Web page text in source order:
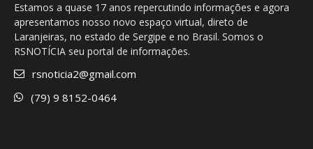
Estamos a quase 17 anos repercutindo informações e agora
apresentamos nosso novo espaço virtual, direto de
Laranjeiras, no estado de Sergipe e no Brasil. Somos o
RSNOTÍCIA seu portal de informações.
rsnoticia2@gmail.com
(79) 9 8152-0464